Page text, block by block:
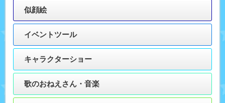
似顔絵
イベントツール
キャラクターショー
歌のおねえさん・音楽